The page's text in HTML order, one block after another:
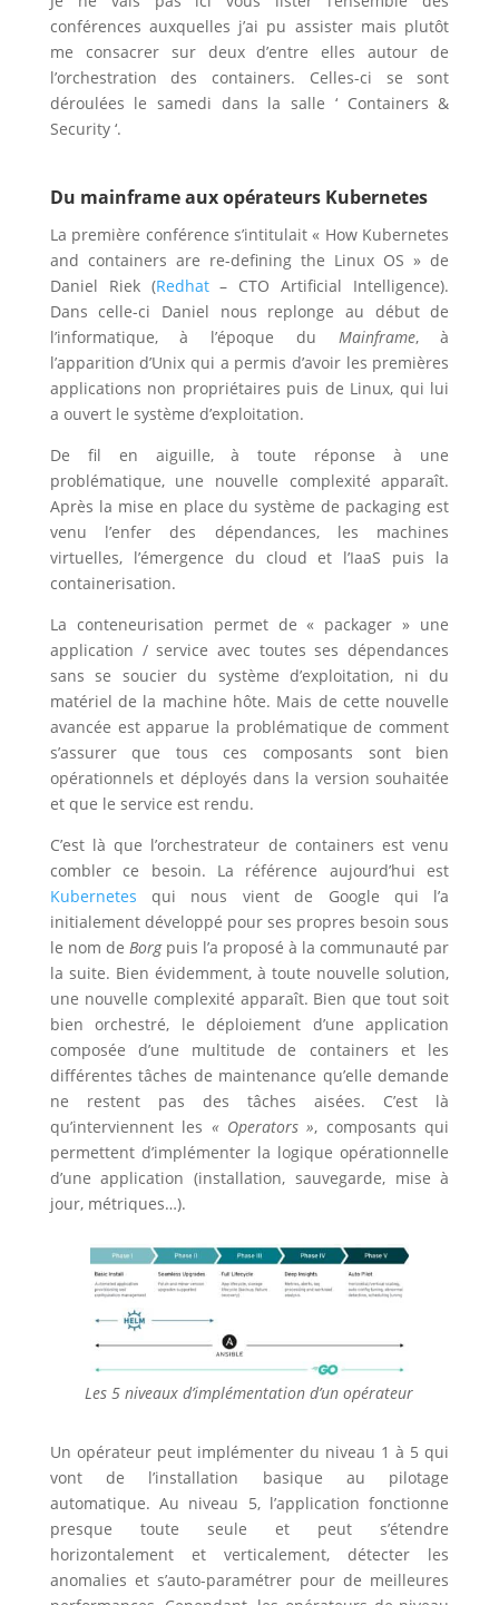
conférences auxquelles j’ai pu assister mais plutôt
me consacrer sur deux d’entre elles autour de
l’orchestration des containers. Celles-ci se sont
déroulées le samedi dans la salle ‘ Containers &
Security ‘.
Du mainframe aux opérateurs Kubernetes
La première conférence s’intitulait « How Kubernetes
and containers are re-defining the Linux OS » de
Daniel Riek (Redhat– CTO Artificial Intelligence).
Dans celle-ci Daniel nous replonge au début de
l’informatique, à l’époque du Mainframe, à
l’apparition d’Unix qui a permis d’avoir les premières
applications non propriétaires puis de Linux, qui lui
a ouvert le système d’exploitation.
De fil en aiguille, à toute réponse à une
problématique, une nouvelle complexité apparaît.
Après la mise en place du système de packaging est
venu l’enfer des dépendances, les machines
virtuelles, l’émergence du cloud et l’IaaS puis la
containerisation.
La conteneurisation permet de « packager » une
application / service avec toutes ses dépendances
sans se soucier du système d’exploitation, ni du
matériel de la machine hôte. Mais de cette nouvelle
avancée est apparue la problématique de comment
s’assurer que tous ces composants sont bien
opérationnels et déployés dans la version souhaitée
et que le service est rendu.
C’est là que l’orchestrateur de containers est venu
combler ce besoin. La référence aujourd’hui est
Kubernetes qui nous vient de Google qui l’a
initialement développé pour ses propres besoin sous
le nom de Borg puis l’a proposé à la communauté par
la suite. Bien évidemment, à toute nouvelle solution,
une nouvelle complexité apparaît. Bien que tout soit
bien orchestré, le déploiement d’une application
composée d’une multitude de containers et les
différentes tâches de maintenance qu’elle demande
ne restent pas des tâches aisées. C’est là
qu’interviennent les « Operators », composants qui
permettent d’implémenter la logique opérationnelle
d’une application (installation, sauvegarde, mise à
jour, métriques…).
Les 5 niveaux d’implémentation d’un opérateur
Un opérateur peut implémenter du niveau 1 à 5 qui
vont de l’installation basique au pilotage
automatique. Au niveau 5, l’application fonctionne
presque toute seule et peut s’étendre
horizontalement et verticalement, détecter les
anomalies et s’auto-paramétrer pour de meilleures